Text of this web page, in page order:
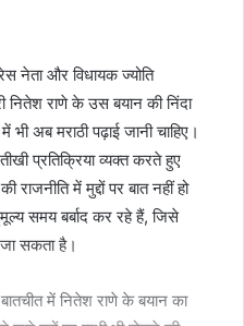
नेता और विधायक ज्योति
नितेश राणे के उस बयान की निंदा
अब मराठी पढ़ाई जानी चाहिए।
प्रतिक्रिया व्यक्त करते हुए
राजनीति में मुद्दों पर बात नहीं हो
समय बर्बाद कर रहे हैं, जिसे
जा सकता है।
में नितेश राणे के बयान का